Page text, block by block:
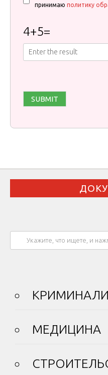
принимаю политику
4+5=
МЕДИЦИНА